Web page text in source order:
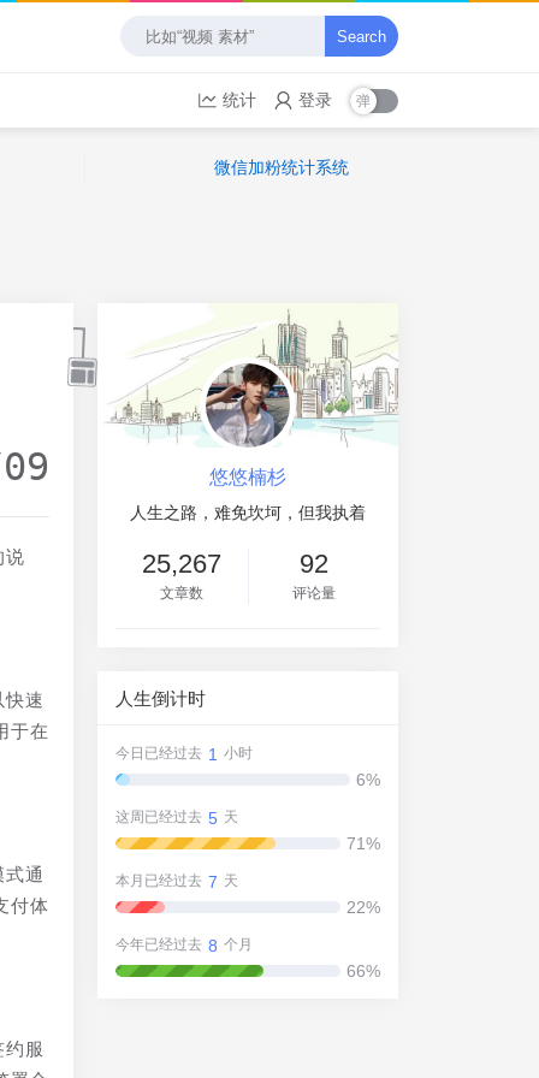
Search
统计 登录
微信加粉统计系统
说
快速
于在
通
付体
约服
悠悠楠杉
人生之路，难免坎坷，但我执着
25,267
文章数
92
评论量
人生倒计时
今日已经过去 1 小时
6%
这周已经过去 5 天
71%
本月已经过去 7 天
22%
今年已经过去 8 个月
66%